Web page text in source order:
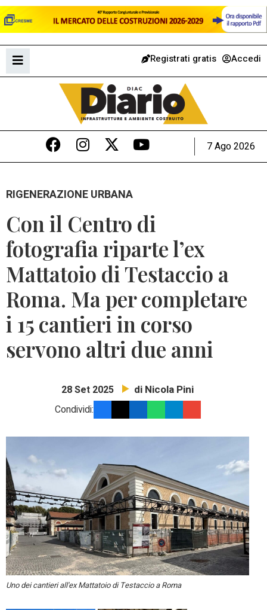
Registrati gratis Accedi
7 Ago 2026
RIGENERAZIONE URBANA
Con il Centro di
fotografia riparte l’ex
Mattatoio di Testaccio a
Roma. Ma per completare
i 15 cantieri in corso
servono altri due anni
28 Set 2025 di Nicola Pini
Condividi:
Uno dei cantieri all'ex Mattatoio di Testaccio a Roma